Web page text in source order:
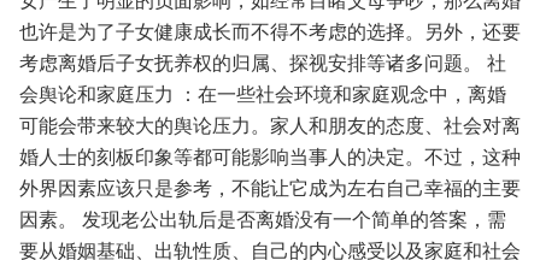
也许是为了子女健康成长而不得不考虑的选择。另外，还要
考虑离婚后子女抚养权的归属、探视安排等诸多问题。
社
会舆论和家庭压力 ：在一些社会环境和家庭观念中，离婚
可能会带来较大的舆论压力。家人和朋友的态度、社会对离
婚人士的刻板印象等都可能影响当事人的决定。不过，这种
外界因素应该只是参考，不能让它成为左右自己幸福的主要
因素。
发现老公出轨后是否离婚没有一个简单的答案，需
要从婚姻基础、出轨性质、自己的内心感受以及家庭和社会